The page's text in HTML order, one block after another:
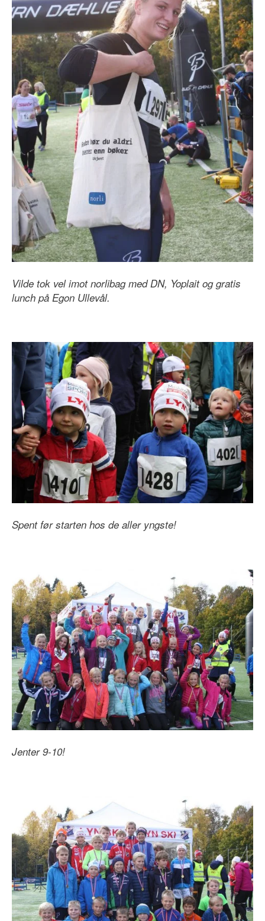
Vilde tok vel imot norlibag med DN, Yoplait og gratis
lunch på Egon Ullevål.
Spent før starten hos de aller yngste!
Jenter 9-10!